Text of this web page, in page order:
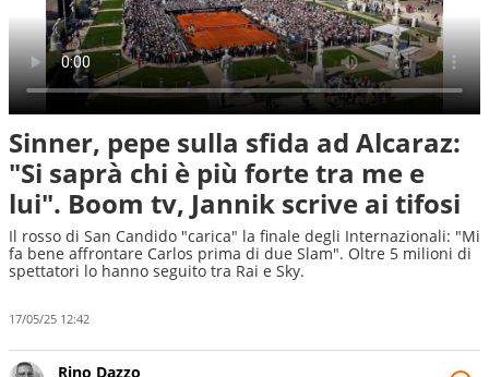
Sinner, pepe sulla sfida ad Alcaraz:
"Si saprà chi è più forte tra me e
lui". Boom tv, Jannik scrive ai tifosi
Il rosso di San Candido "carica" la finale degli Internazionali: "Mi
fa bene affrontare Carlos prima di due Slam". Oltre 5 milioni di
spettatori lo hanno seguito tra Rai e Sky.
17/05/25 12:42
Rino Dazzo